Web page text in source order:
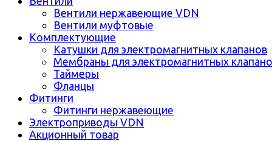
Вентили нержавеющие VDN
Вентили муфтовые
Комплектующие
Катушки для электромагнитных клапанов
Мембраны для электромагнитных
Таймеры
Фланцы
Фитинги
Фитинги нержавеющие
Электроприводы VDN
Акционный товар